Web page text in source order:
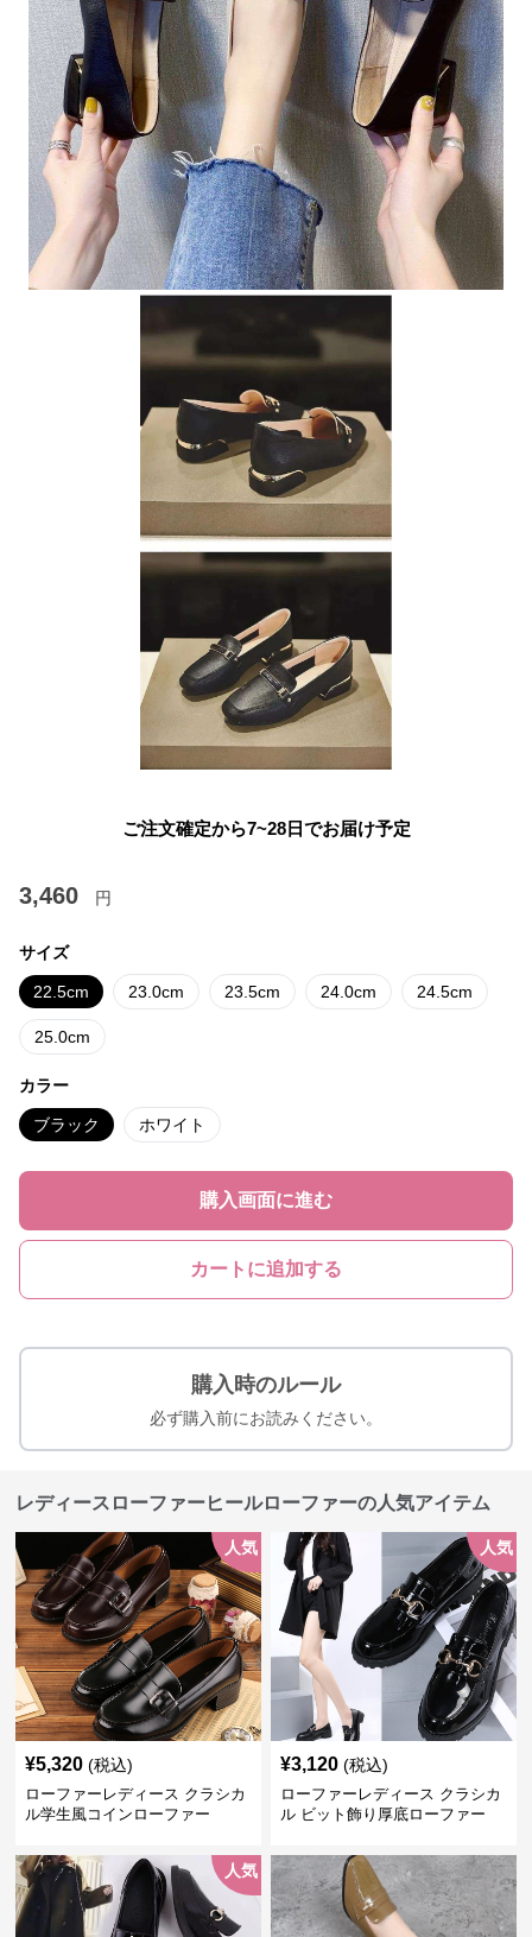
ご注文確定から7~28日でお届け予定
3,460 円
サイズ
22.5cm 23.0cm 23.5cm 24.0cm 24.5cm
25.0cm
カラー
ブラック ホワイト
購入画面に進む
カートに追加する
購入時のルール
必ず購入前にお読みください。
レディースローファーヒールローファーの人気アイテム
人気
¥5,320 (税込)
ローファーレディース クラシカ
ル学生風コインローファー
人気
¥3,120 (税込)
ローファーレディース クラシカ
ル ビット飾り厚底ローファー
人気